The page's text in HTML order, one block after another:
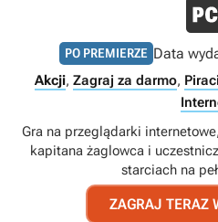
PO PREMIERZE Data
Akcji, Zagraj za darmo, Piraci
Gra na przeglądarki
kapitana żaglowca i
starciach na
ZAGRAJ TERAZ